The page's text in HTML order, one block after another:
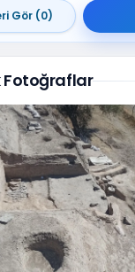
Gör (0)
Fotoğraflar